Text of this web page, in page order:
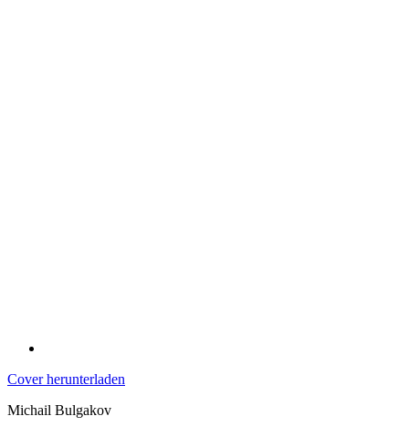
Cover herunterladen
Michail Bulgakov